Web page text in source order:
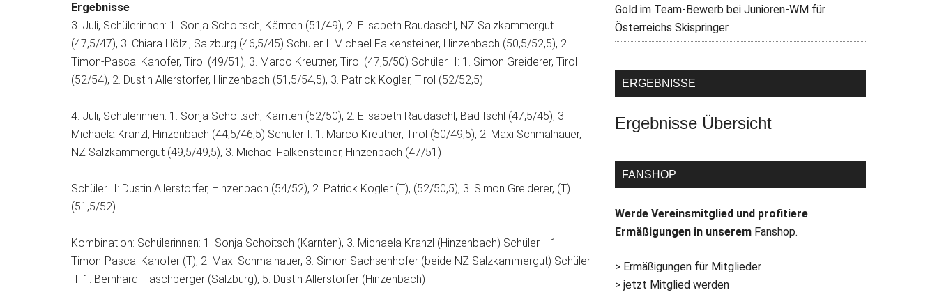
Ergebnisse
3. Juli, Schülerinnen: 1. Sonja Schoitsch, Kärnten (51/49), 2. Elisabeth Raudaschl, NZ Salzkammergut
(47,5/47), 3. Chiara Hölzl, Salzburg (46,5/45) Schüler I: Michael Falkensteiner, Hinzenbach (50,5/52,5), 2.
Timon-Pascal Kahofer, Tirol (49/51), 3. Marco Kreutner, Tirol (47,5/50) Schüler II: 1. Simon Greiderer, Tirol
(52/54), 2. Dustin Allerstorfer, Hinzenbach (51,5/54,5), 3. Patrick Kogler, Tirol (52/52,5)
4. Juli, Schülerinnen: 1. Sonja Schoitsch, Kärnten (52/50), 2. Elisabeth Raudaschl, Bad Ischl (47,5/45), 3.
Michaela Kranzl, Hinzenbach (44,5/46,5) Schüler I: 1. Marco Kreutner, Tirol (50/49,5), 2. Maxi Schmalnauer,
NZ Salzkammergut (49,5/49,5), 3. Michael Falkensteiner, Hinzenbach (47/51)
Schüler II: Dustin Allerstorfer, Hinzenbach (54/52), 2. Patrick Kogler (T), (52/50,5), 3. Simon Greiderer, (T)
(51,5/52)
Kombination: Schülerinnen: 1. Sonja Schoitsch (Kärnten), 3. Michaela Kranzl (Hinzenbach) Schüler I: 1.
Timon-Pascal Kahofer (T), 2. Maxi Schmalnauer, 3. Simon Sachsenhofer (beide NZ Salzkammergut) Schüler
II: 1. Bernhard Flaschberger (Salzburg), 5. Dustin Allerstorfer (Hinzenbach)
Gold im Team-Bewerb bei Junioren-WM für
Österreichs Skispringer
ERGEBNISSE
Ergebnisse Übersicht
FANSHOP
Werde Vereinsmitglied und profitiere
Ermäßigungen in unserem Fanshop.
> Ermäßigungen für Mitglieder
> jetzt Mitglied werden